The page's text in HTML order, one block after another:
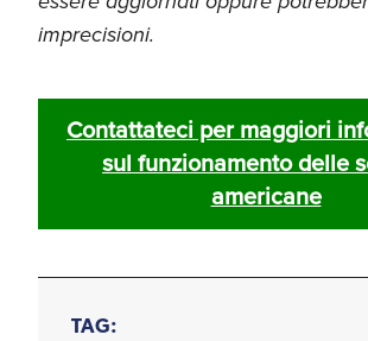
imprecisioni.
Contattateci per maggiori
sul funzionamento delle
americane
TAG: